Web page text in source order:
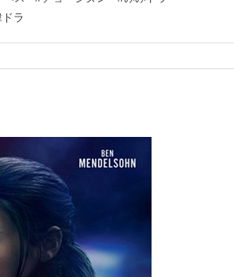
で配信されている、 「みみドラ」シリ
マ…
ラ